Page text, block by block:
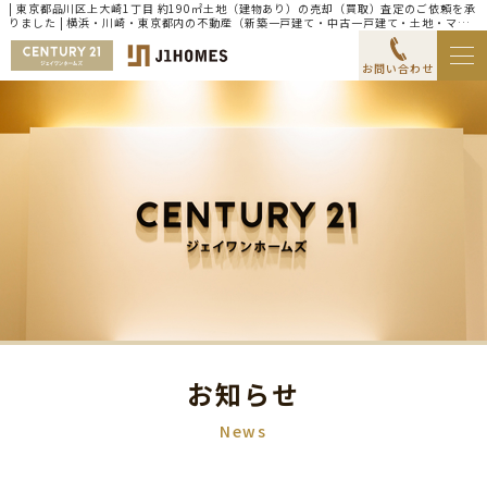
| 東京都品川区上大崎1丁目 約190㎡土地（建物あり）の売却（買取）査定のご依頼を承
りました | 横浜・川崎・東京都内の不動産（新築一戸建て・中古一戸建て・土地・マン
ション）ならセンチュリー21ジェイワンホームズ
お問い合わせ
お知らせ
News